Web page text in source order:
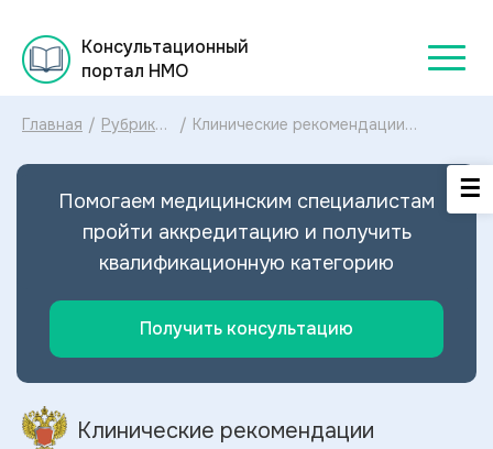
Консультационный
портал НМО
Главная / Рубрикатор
рекомендаций
/ Клинические рекомендации
осложняющие остеопороз МКБ-10:
Патологических переломов,
осложняющих остеопороз 2025
Помогаем медицинским специалистам
пройти аккредитацию и получить
квалификационную категорию
Получить консультацию
Клинические рекомендации